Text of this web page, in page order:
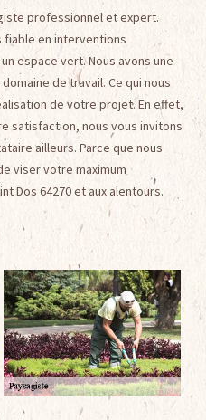
professionnel et expert.
fiable en interventions
espace vert. Nous avons une
de travail. Ce qui nous
de votre projet. En effet,
satisfaction, nous vous invitons
ailleurs. Parce que nous
viser votre maximum
Dos 64270 et aux alentours.